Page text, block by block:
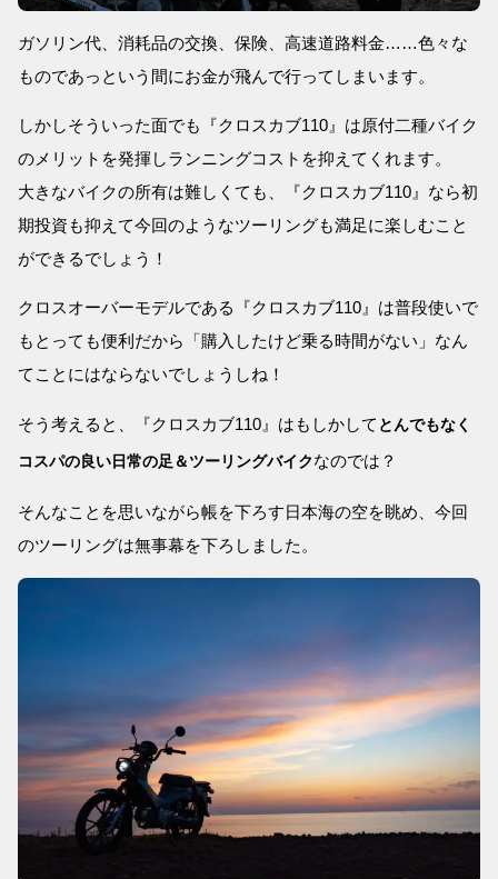
ガソリン代、消耗品の交換、保険、高速道路料金……色々な
ものであっという間にお金が飛んで行ってしまいます。
しかしそういった面でも『クロスカブ110』は原付二種バイク
のメリットを発揮しランニングコストを抑えてくれます。
大きなバイクの所有は難しくても、『クロスカブ110』なら初
期投資も抑えて今回のようなツーリングも満足に楽しむこと
ができるでしょう！
クロスオーバーモデルである『クロスカブ110』は普段使いで
もとっても便利だから「購入したけど乗る時間がない」なん
てことにはならないでしょうしね！
そう考えると、『クロスカブ110』はもしかして とんでもなく
コスパの良い日常の足＆ツーリングバイクなのでは？
そんなことを思いながら帳を下ろす日本海の空を眺め、今回
のツーリングは無事幕を下ろしました。